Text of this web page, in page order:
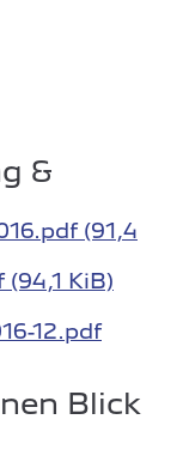
&
(91,4
(94,1 KiB)
12.pdf
Blick